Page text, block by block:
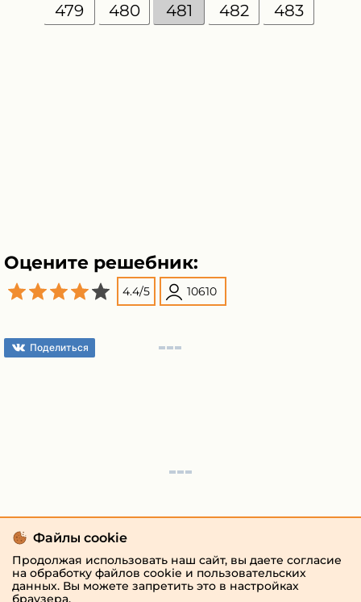
479 480 481 482 483
Оцените решебник:
4.4/5 10610
Поделиться
Файлы cookie
Продолжая использовать наш сайт, вы даете согласие
на обработку файлов cookie и пользовательских
данных. Вы можете запретить это в настройках
браузера.